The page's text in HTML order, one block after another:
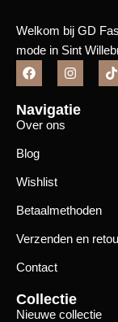
Welkom bij GD
mode in Sint
Navigatie
Over ons
Blog
Wishlist
Betaalmethoden
Verzenden en
Contact
Collectie
Nieuwe collectie